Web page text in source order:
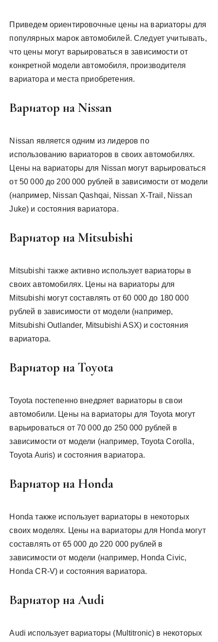
Приведем ориентировочные цены на вариаторы для
популярных марок автомобилей. Следует учитывать,
что цены могут варьироваться в зависимости от
конкретной модели автомобиля, производителя
вариатора и места приобретения.
Вариатор на Nissan
Nissan является одним из лидеров по
использованию вариаторов в своих автомобилях.
Цены на вариаторы для Nissan могут варьироваться
от 50 000 до 200 000 рублей в зависимости от модели
(например, Nissan Qashqai, Nissan X-Trail, Nissan
Juke) и состояния вариатора.
Вариатор на Mitsubishi
Mitsubishi также активно использует вариаторы в
своих автомобилях. Цены на вариаторы для
Mitsubishi могут составлять от 60 000 до 180 000
рублей в зависимости от модели (например,
Mitsubishi Outlander, Mitsubishi ASX) и состояния
вариатора.
Вариатор на Toyota
Toyota постепенно внедряет вариаторы в свои
автомобили. Цены на вариаторы для Toyota могут
варьироваться от 70 000 до 250 000 рублей в
зависимости от модели (например, Toyota Corolla,
Toyota Auris) и состояния вариатора.
Вариатор на Honda
Honda также использует вариаторы в некоторых
своих моделях. Цены на вариаторы для Honda могут
составлять от 65 000 до 220 000 рублей в
зависимости от модели (например, Honda Civic,
Honda CR-V) и состояния вариатора.
Вариатор на Audi
Audi использует вариаторы (Multitronic) в некоторых